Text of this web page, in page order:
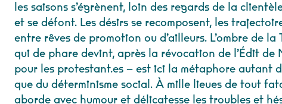
les saisons s’égrènent, loin des regards de la
et se défont. Les désirs se recomposent, les
entre rêves de promotion ou d’ailleurs. L’ombre de
qui de phare devint, après la révocation de l’Édit de
pour les protestant.es – est ici la métaphore autant
que du déterminisme social. À mille lieues de tout
aborde avec humour et délicatesse les troubles et